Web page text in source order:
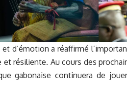
d’émotion a réaffirmé
et résiliente. Au cours des
gabonaise continuera de